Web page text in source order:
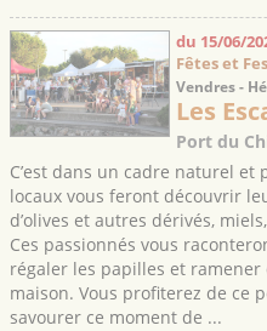
du 15/06/
Fêtes et
Vendres -
Les
Port du
C’est dans un cadre naturel
locaux vous feront découvrir
d’olives et autres dérivés,
Ces passionnés vous
régaler les papilles et
maison. Vous profiterez de ce
savourer ce moment de ...